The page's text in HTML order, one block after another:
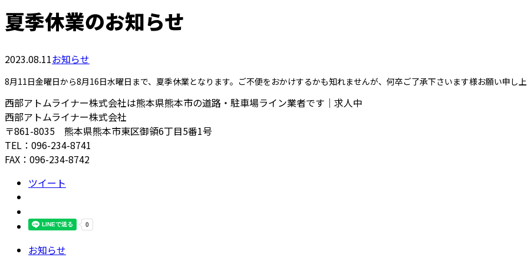
夏季休業のお知らせ
2023.08.11お知らせ
8月11日金曜日から8月16日水曜日まで、夏季休業となります。ご不便をおかけするかも知れませんが、何卒ご了承下さいます様お願い申し
西部アトムライナー株式会社は熊本県熊本市の道路・駐車場ライン業者です｜求人中
西部アトムライナー株式会社
〒861-8035 熊本県熊本市東区御領6丁目5番1号
TEL：096-234-8741
FAX：096-234-8742
ツイート
お知らせ